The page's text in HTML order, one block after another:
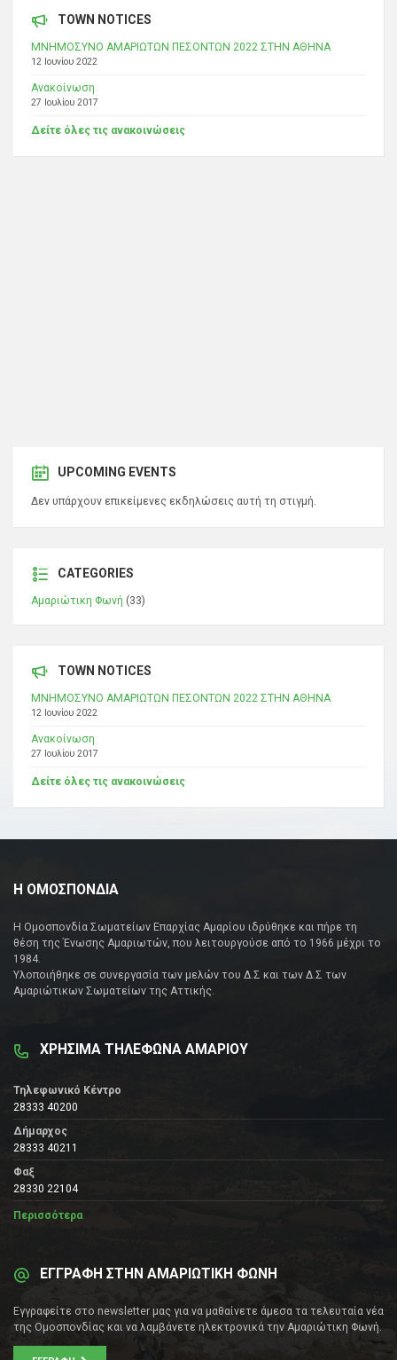
TOWN NOTICES
ΜΝΗΜΟΣΥΝΟ ΑΜΑΡΙΩΤΩΝ ΠΕΣΟΝΤΩΝ 2022 ΣΤΗΝ ΑΘΗΝΑ
12 Ιουνίου 2022
Ανακοίνωση
27 Ιουλίου 2017
Δείτε όλες τις ανακοινώσεις
UPCOMING EVENTS
Δεν υπάρχουν επικείμενες εκδηλώσεις αυτή τη στιγμή.
CATEGORIES
Αμαριώτικη Φωνή (33)
TOWN NOTICES
ΜΝΗΜΟΣΥΝΟ ΑΜΑΡΙΩΤΩΝ ΠΕΣΟΝΤΩΝ 2022 ΣΤΗΝ ΑΘΗΝΑ
12 Ιουνίου 2022
Ανακοίνωση
27 Ιουλίου 2017
Δείτε όλες τις ανακοινώσεις
Η ΟΜΟΣΠΟΝΔΙΑ
Η Ομοσπονδία Σωματείων Επαρχίας Αμαρίου ιδρύθηκε και πήρε τη
θέση της Ένωσης Αμαριωτών, που λειτουργούσε από το 1966 μέχρι το
1984.
Υλοποιήθηκε σε συνεργασία των μελών του Δ.Σ και των Δ.Σ των
Αμαριώτικων Σωματείων της Αττικής.
ΧΡΗΣΙΜΑ ΤΗΛΕΦΩΝΑ ΑΜΑΡΙΟΥ
Τηλεφωνικό Κέντρο
28333 40200
Δήμαρχος
28333 40211
Φαξ
28330 22104
Περισσότερα
ΕΓΓΡΑΦΗ ΣΤΗΝ ΑΜΑΡΙΩΤΙΚΗ ΦΩΝΗ
Εγγραφείτε στο newsletter μας για να μαθαίνετε άμεσα τα τελευταία νέα
της Ομοσπονδίας και να λαμβάνετε ηλεκτρονικά την Αμαριώτικη Φωνή.